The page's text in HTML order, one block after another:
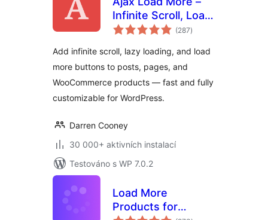
Infinite Scroll, Load
More, & Lazy Load
(287celkové
hodnocení
)
Add infinite scroll, lazy loading, and load
more buttons to posts, pages, and
WooCommerce products — fast and fully
customizable for WordPress.
Darren Cooney
30 000+ aktivních instalací
Testováno s WP 7.0.2
Load More
Products for
celkové